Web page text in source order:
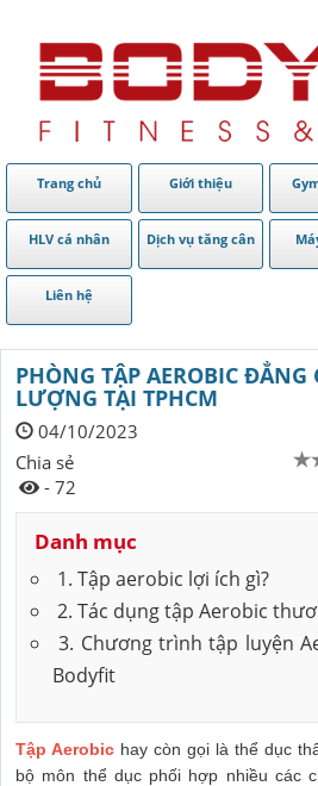
Trang chủ Giới thiệu
HLV cá nhân Dịch vụ tăng cân
Liên hệ
PHÒNG TẬP AEROBIC ĐẲNG
LƯỢNG TẠI TPHCM
04/10/2023
Chia sẻ
- 72
Danh mục
1. Tập aerobic lợi ích gì?
2. Tác dụng tập Aerobic
3. Chương trình tập luyện
Bodyfit
Tập Aerobic hay còn gọi là thể dục
bộ môn thể dục phối hợp nhiều các